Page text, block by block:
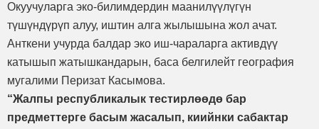
Окуучуларга эко-билимдердин маанилүүлүгүн
түшүндүрүп алуу, иштин алга жылышына жол ачат.
Анткени учурда балдар эко иш-чараларга активдүү
катышып жатышкандарын, баса белгилейт география
мугалими Перизат Касымова.
“Жалпы республикалык тестирлөөдө бар
предметтерге басым жасалып, киийнки сабактар